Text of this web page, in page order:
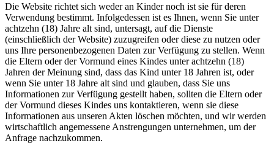
Die Website richtet sich weder an Kinder noch ist sie für deren
Verwendung bestimmt. Infolgedessen ist es Ihnen, wenn Sie unter
achtzehn (18) Jahre alt sind, untersagt, auf die Dienste
(einschließlich der Website) zuzugreifen oder diese zu nutzen oder
uns Ihre personenbezogenen Daten zur Verfügung zu stellen. Wenn
die Eltern oder der Vormund eines Kindes unter achtzehn (18)
Jahren der Meinung sind, dass das Kind unter 18 Jahren ist, oder
wenn Sie unter 18 Jahre alt sind und glauben, dass Sie uns
Informationen zur Verfügung gestellt haben, sollten die Eltern oder
der Vormund dieses Kindes uns kontaktieren, wenn sie diese
Informationen aus unseren Akten löschen möchten, und wir werden
wirtschaftlich angemessene Anstrengungen unternehmen, um der
Anfrage nachzukommen.